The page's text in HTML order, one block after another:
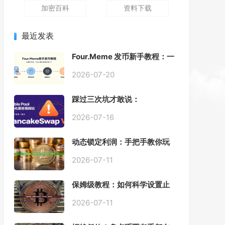
加密百科 资料下载
最近发表
Four.Meme 发币新手教程：一
动踩坑
2026-07-20
踩过三次坑才敢说：
Pool 最容易翻车的不是手续
2026-07-16
动态锁定利润：手把手教你玩
2026-07-11
保姆级教程：如何科学设置止
2026-07-11